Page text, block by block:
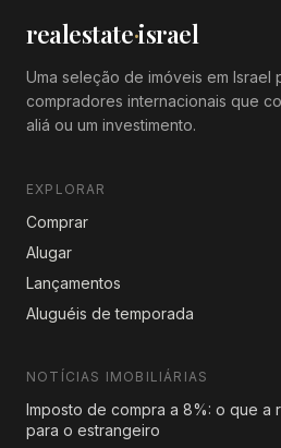
realestate·israel
Uma seleção de imóveis em Israel
compradores internacionais que
aliá ou um investimento.
EXPLORAR
Comprar
Alugar
Lançamentos
Aluguéis de temporada
NOTÍCIAS IMOBILIÁRIAS
Imposto de compra a 8%: o que a
para o estrangeiro